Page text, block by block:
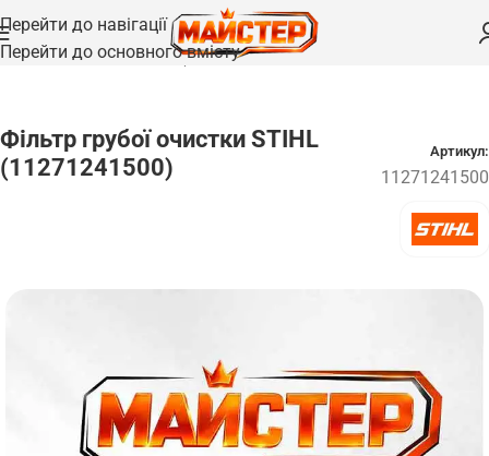
Перейти до навігації
Перейти до основного вмісту
Головна /Запчастини/Фільтри
Фільтр грубої очистки STIHL
(11271241500)
Артикул:
11271241500